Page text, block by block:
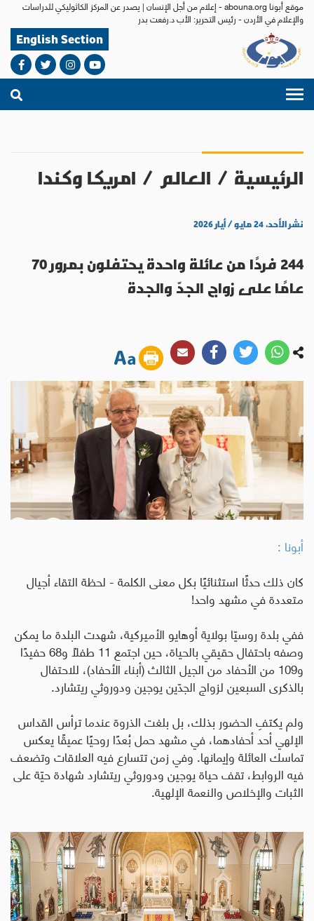
موقع أبونا abouna.org - إعلام من أجل الإنسان | يصدر عن المركز الكاثوليكي للدراسات
والإعلام في الأردن - رئيس التحرير: الأب د.رفعت بدر
English Section
الرئيسية / العالم / امريكا وكندا
نشر الأحد، ٢٤ مايو / أيار ٢٠٢٦
244 فردًا من عائلة واحدة يحتفلون بمرور 70
عامًا على زواج الجدّ والجدة
أبونا :
كان ذلك حدثًا استثنائيًا بكل معنى الكلمة - لحظة التقاء أجيال
متعددة في مشهد واحد!
ففي بلدة روسيّا بولاية أوهايو الأميركية، شهدت البلدة ما يمكن
وصفه باحتفال حقيقي بالحياة، حين اجتمع 11 طفلًا و68 حفيدًا
و109 من الأحفاد من الجيل الثالث (أبناء الأحفاد)، للاحتفال
بالذكرى السبعين لزواج الجدّين يوجين ودوروثي ريتشارد.
ولم يكتفِ الحضور بذلك، بل بلغت الذروة عندما ترأس القداس
الإلهي أحد أحفادهما، في مشهد حمل بُعدًا روحيًا عميقًا يعكس
تماسك العائلة وإيمانها. وفي زمن تتسارع فيه العلاقات وتضعف
فيه الروابط، تقف حياة يوجين ودوروثي ريتشارد شهادة حيّة على
الثبات والإخلاص والنعمة الإلهية.